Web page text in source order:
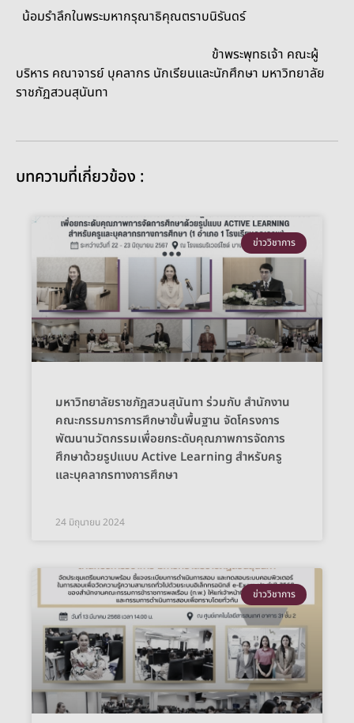
น้อมรำลึกในพระมหากรุณาธิคุณตราบนิรันดร์
ข้าพระพุทธเจ้า คณะผู้
บริหาร คณาจารย์ บุคลากร นักเรียนและนักศึกษา มหาวิทยาลัย
ราชภัฏสวนสุนันทา
บทความที่เกี่ยวข้อง :
ข่าววิชาการ
มหาวิทยาลัยราชภัฏสวนสุนันทา ร่วมกับ สำนักงาน
คณะกรรมการการศึกษาขั้นพื้นฐาน จัดโครงการ
พัฒนานวัตกรรมเพื่อยกระดับคุณภาพการจัดการ
ศึกษาด้วยรูปแบบ Active Learning สำหรับครู
และบุคลากรทางการศึกษา
24 มิถุนายน 2024
ข่าววิชาการ